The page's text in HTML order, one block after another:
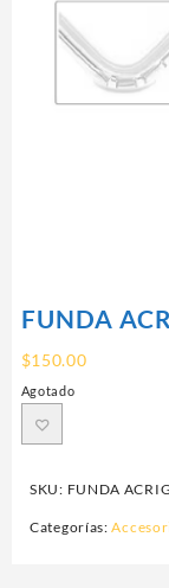
FUNDA
$150.00
Agotado
SKU: FUNDA
Categorías: